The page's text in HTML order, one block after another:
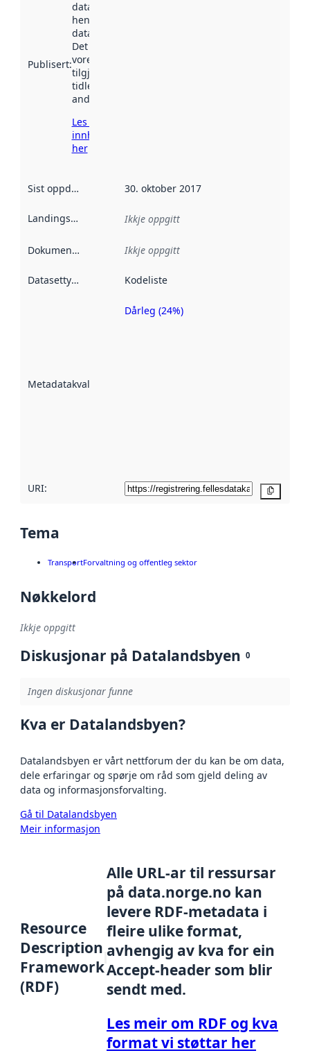
Publisert:
datasettet vart
henta inn av
data.norge.no.
Det kan ha
vore
tilgjengeleg
tidlegare
andre stader.
Les meir om
innhenting
her
Sist oppdatert 30. oktober 2017
Landingsside Ikkje oppgitt
Dokumentasjon Ikkje oppgitt
Datasettype Kodeliste
Metadatakvalitet
Metadatakvalitet
Dårleg (24%)
URI:
Tema
TransportForvaltning og offentleg sektor
Nøkkelord
Ikkje oppgitt
Diskusjonar på Datalandsbyen 0
Ingen diskusjonar funne
Kva er Datalandsbyen?
Datalandsbyen er vårt nettforum der du kan be om data,
dele erfaringar og spørje om råd som gjeld deling av
data og informasjonsforvalting.
Gå til Datalandsbyen
Meir informasjon
Resource
Description
Framework
(RDF)
Alle URL-ar til ressursar
på data.norge.no kan
levere RDF-metadata i
fleire ulike format,
avhengig av kva for ein
Accept-header som blir
sendt med.
Les meir om RDF og kva
format vi støttar her